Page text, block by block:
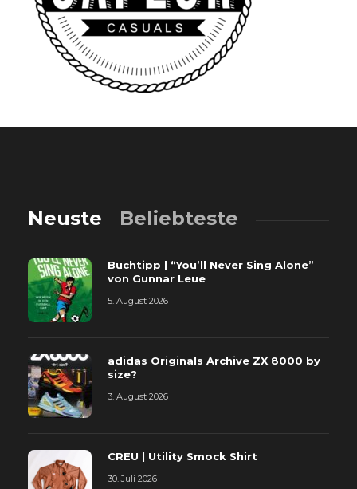
Neuste Beliebteste
Buchtipp | “You’ll Never Sing Alone”
von Gunnar Leue
5. August 2026
adidas Originals Archive ZX 8000 by
size?
3. August 2026
CREU | Utility Smock Shirt
30. Juli 2026